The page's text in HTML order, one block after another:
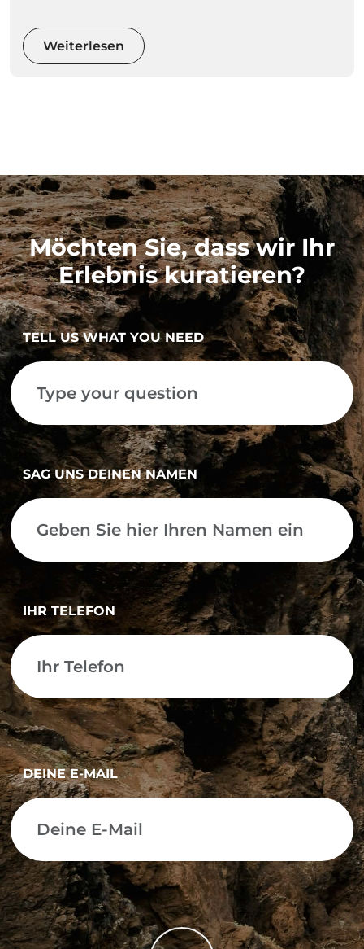
können Sie eine ruhigere Aktivität wählen oder
Ihren Adrenalinspiegel mit Extremsportarten
wecken.
Weiterlesen
Möchten Sie, dass wir Ihr
Erlebnis kuratieren?
TELL US WHAT YOU NEED
SAG UNS DEINEN NAMEN
IHR TELEFON
DEINE E-MAIL